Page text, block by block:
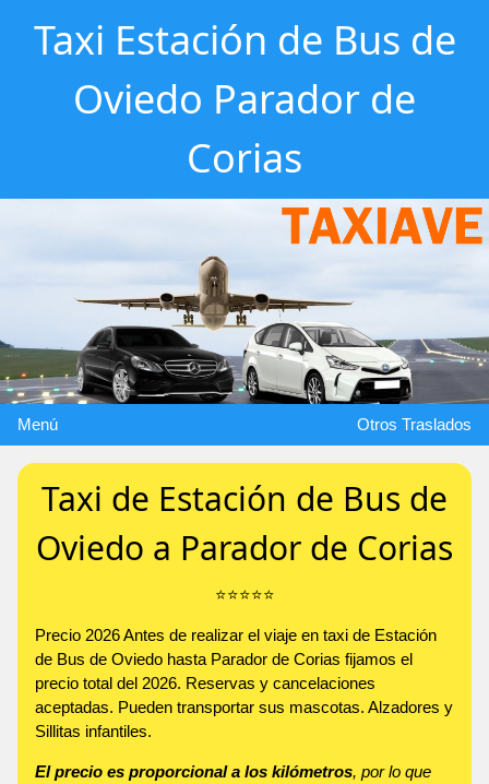
Taxi Estación de Bus de
Oviedo Parador de
Corias
Menú Otros Traslados
Taxi de Estación de Bus de
Oviedo a Parador de Corias
⭐️⭐️⭐️⭐️⭐️
Precio 2026 Antes de realizar el viaje en taxi de Estación
de Bus de Oviedo hasta Parador de Corias fijamos el
precio total del 2026. Reservas y cancelaciones
aceptadas. Pueden transportar sus mascotas. Alzadores y
Sillitas infantiles.
El precio es proporcional a los kilómetros, por lo que